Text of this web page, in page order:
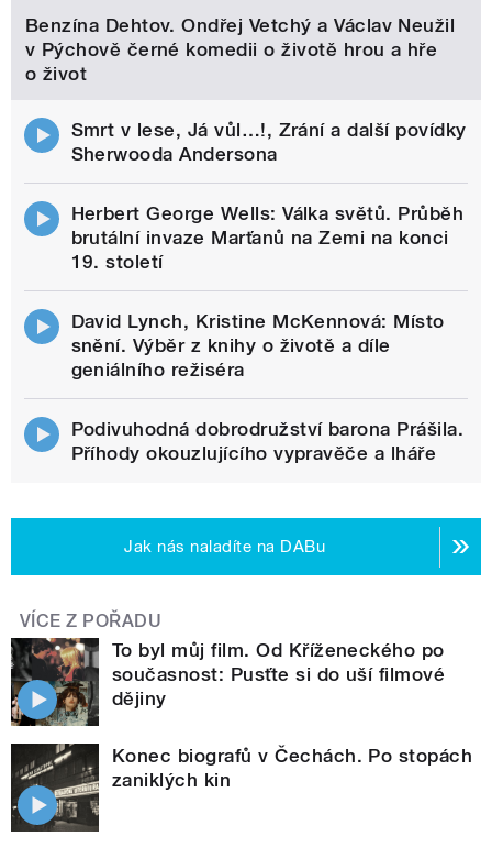
Benzína Dehtov. Ondřej Vetchý a Václav Neužil
v Pýchově černé komedii o životě hrou a hře
o život
Smrt v lese, Já vůl…!, Zrání a další povídky
Sherwooda Andersona
Herbert George Wells: Válka světů. Průběh
brutální invaze Marťanů na Zemi na konci
19. století
David Lynch, Kristine McKennová: Místo
snění. Výběr z knihy o životě a díle
geniálního režiséra
Podivuhodná dobrodružství barona Prášila.
Příhody okouzlujícího vypravěče a lháře
Jak nás naladíte na DABu
VÍCE Z POŘADU
To byl můj film. Od Kříženeckého po
současnost: Pusťte si do uší filmové
dějiny
Konec biografů v Čechách. Po stopách
zaniklých kin